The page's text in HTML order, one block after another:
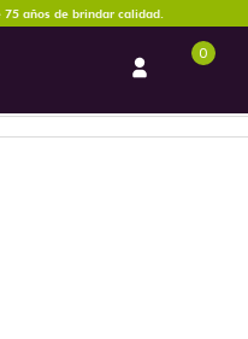
años de brindar calidad.
0